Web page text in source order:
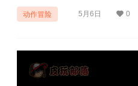
动作冒险 5月6日 0